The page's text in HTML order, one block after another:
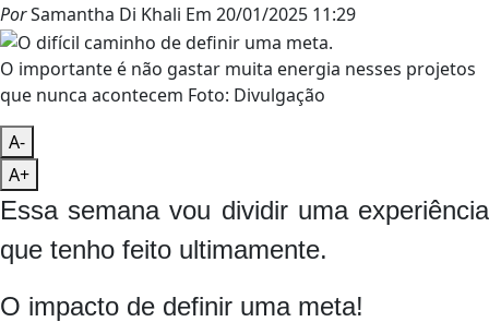
PorSamantha Di Khali Em 20/01/2025 11:29
O importante é não gastar muita energia nesses projetos
que nunca acontecem Foto: Divulgação
A-
A+
Essa semana vou dividir uma experiência
que tenho feito ultimamente.
O impacto de definir uma meta!